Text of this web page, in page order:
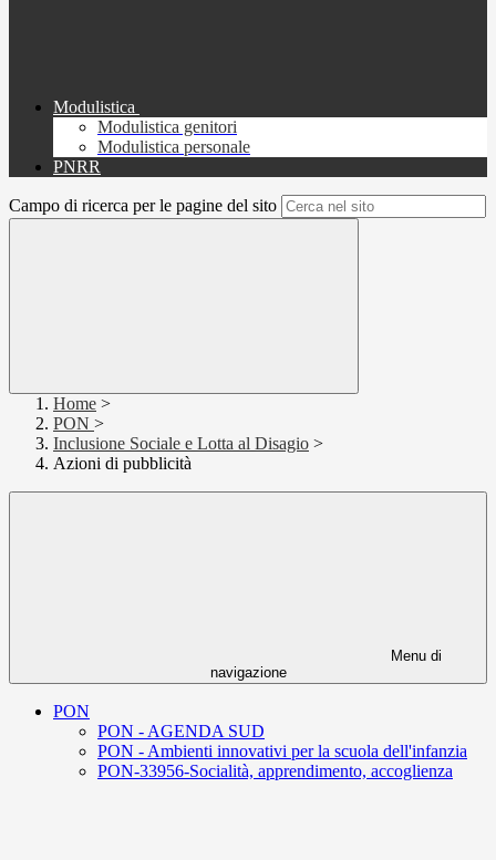
Modulistica
Modulistica genitori
Modulistica personale
PNRR
Campo di ricerca per le pagine del sito
Home >
PON >
Inclusione Sociale e Lotta al Disagio >
Azioni di pubblicità
Menu di
navigazione
PON
PON - AGENDA SUD
PON - Ambienti innovativi per la scuola dell'infanzia
PON-33956-Socialità, apprendimento, accoglienza